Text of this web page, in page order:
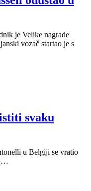
je Velike nagrade
vozač startao je s
svaku
u Belgiji se vratio